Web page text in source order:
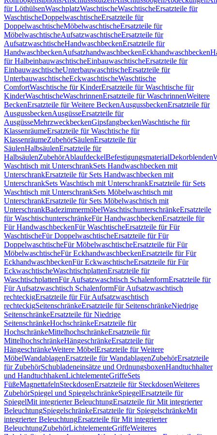
für LöthülsenWaschplatzWaschtischeWaschtischeErsatzteile für
WaschtischeDoppelwaschtischeErsatzteile für
DoppelwaschtischeMöbelwaschtischeErsatzteile für
MöbelwaschtischeAufsatzwaschtischeErsatzteile für
AufsatzwaschtischeHandwaschbeckenErsatzteile für
HandwaschbeckenAufsatzhandwaschbeckenEckhandwaschbecken
für HalbeinbauwaschtischeEinbauwaschtischeErsatzteile für
EinbauwaschtischeUnterbauwaschtischeErsatzteile für
UnterbauwaschtischeEckwaschtischeWaschtische
ComfortWaschtische für KinderErsatzteile für Waschtische für
KinderWaschtischeWaschrinnenErsatzteile für WaschrinnenWeitere
BeckenErsatzteile für Weitere BeckenAusgussbeckenErsatzteile für
AusgussbeckenAusgüsseErsatzteile für
AusgüsseMehrzweckbeckenGipsfangbeckenWaschtische für
KlassenräumeErsatzteile für Waschtische für
KlassenräumeZubehörSäulenErsatzteile für
SäulenHalbsäulenErsatzteile für
HalbsäulenZubehörAblaufdeckelBefestigungsmaterialDekorblenden
Waschtisch mit UnterschrankSets Handwaschbecken mit
UnterschrankErsatzteile für Sets Handwaschbecken mit
UnterschrankSets Waschtisch mit UnterschrankErsatzteile für Sets
Waschtisch mit UnterschrankSets Möbelwaschtisch mit
UnterschrankErsatzteile für Sets Möbelwaschtisch mit
UnterschrankBadezimmermöbelWaschtischunterschränkeErsatzteile
für WaschtischunterschränkeFür HandwaschbeckenErsatzteile für
Für HandwaschbeckenFür WaschtischeErsatzteile für Für
WaschtischeFür DoppelwaschtischeErsatzteile für Für
DoppelwaschtischeFür MöbelwaschtischeErsatzteile für Für
MöbelwaschtischeFür EckhandwaschbeckenErsatzteile für Für
EckhandwaschbeckenFür EckwaschtischeErsatzteile für Für
EckwaschtischeWaschtischplattenErsatzteile für
WaschtischplattenFür Aufsatzwaschtisch SchalenformErsatzteile für
Für Aufsatzwaschtisch SchalenformFür Aufsatzwaschtisch
rechteckigErsatzteile für Für Aufsatzwaschtisch
rechteckigSeitenschränkeErsatzteile für SeitenschränkeNiedrige
SeitenschränkeErsatzteile für Niedrige
SeitenschränkeHochschränkeErsatzteile für
HochschränkeMittelhochschränkeErsatzteile für
MittelhochschränkeHängeschränkeErsatzteile für
HängeschränkeWeitere MöbelErsatzteile für Weitere
MöbelWandablagenErsatzteile für WandablagenZubehörErsatzteile
für ZubehörSchubladeneinsätze und OrdnungsboxenHandtuchhalter
und HandtuchhakenLichtelementeGriffeSets
FüßeMagnettafelnSteckdosenErsatzteile für SteckdosenWeiteres
ZubehörSpiegel und SpiegelschränkeSpiegelErsatzteile für
SpiegelMit integrierter BeleuchtungErsatzteile für Mit integrierter
BeleuchtungSpiegelschränkeErsatzteile für SpiegelschränkeMit
integrierter BeleuchtungErsatzteile für Mit integrierter
BeleuchtungZubehörLichtelementeGriffeWeiteres